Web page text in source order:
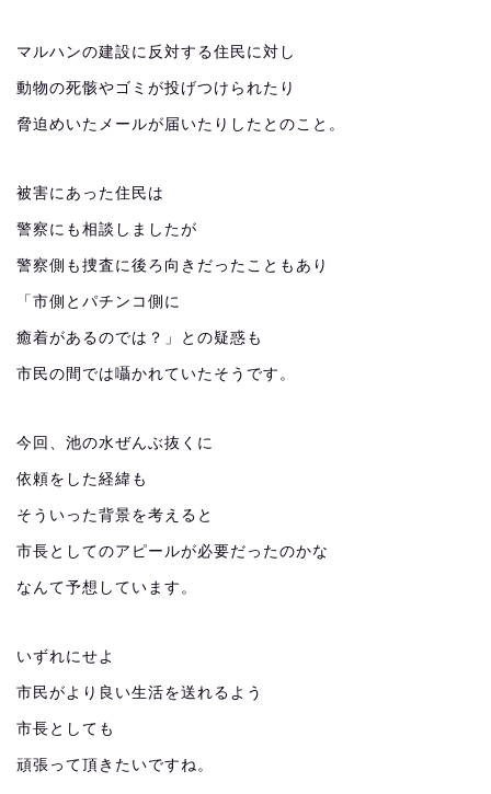
マルハンの建設に反対する住民に対し
動物の死骸やゴミが投げつけられたり
脅迫めいたメールが届いたりしたとのこと。
被害にあった住民は
警察にも相談しましたが
警察側も捜査に後ろ向きだったこともあり
「市側とパチンコ側に
癒着があるのでは？」との疑惑も
市民の間では囁かれていたそうです。
今回、池の水ぜんぶ抜くに
依頼をした経緯も
そういった背景を考えると
市長としてのアピールが必要だったのかな
なんて予想しています。
いずれにせよ
市民がより良い生活を送れるよう
市長としても
頑張って頂きたいですね。